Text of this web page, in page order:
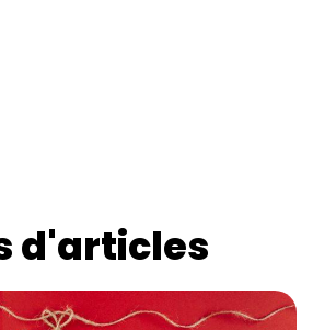
d'articles